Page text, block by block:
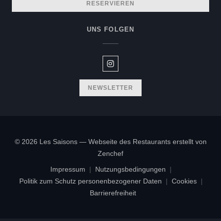
RESERVIEREN
UNS FOLGEN
Instagram ((öffnet ein neues
NEWSLETTER
© 2026 Les Saisons — Webseite des Restaurants erstellt von
Zenchef((öffnet ein neues Fenster))
Impressum
((öffnet ein neues Fenster))
Nutzungsbedingungen
((öffnet ein neues Fenster))
Politik zum Schutz personenbezogener Daten
((öffnet ein neues Fenster))
Cookies
((öffnet
Barrierefreiheit
((öffnet ein neues Fenster))